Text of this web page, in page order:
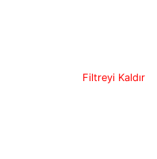
Filtreyi Kaldır